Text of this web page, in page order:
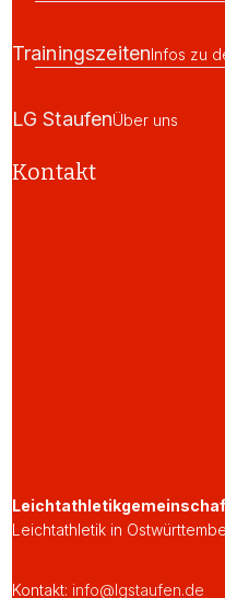
TrainingszeitenInfos zu
LG StaufenÜber uns
Kontakt
Leichtathletik in
Kontakt: info@lgstaufen.de